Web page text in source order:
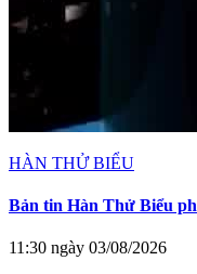
HÀN THỬ BIỂU
Bản tin Hàn Thử Biểu
11:30 ngày 03/08/2026